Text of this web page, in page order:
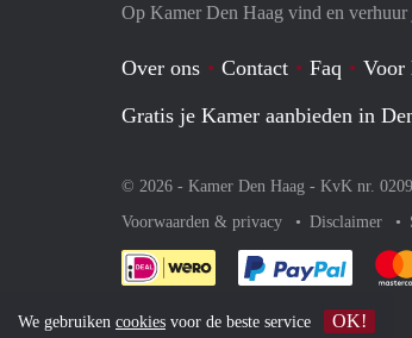
Op Kamer Den Haag vind en
Over ons Contact Faq Voor
Gratis je Kamer aanbieden in
© 2026 - Kamer Den Haag - KvK nr.
Voorwaarden & privacy
Disclaimer
Je
We gebruiken cookies voor de beste service OK!